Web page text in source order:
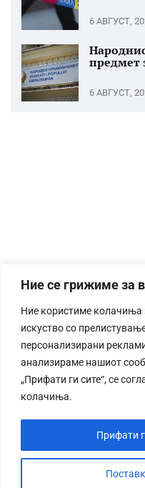
Ние се грижиме за
Ние користиме колачиња
искуство со
персонализирани
анализираме нашиот
„Прифати ги сите“, се
колачиња.
Прифати
6 АВГУСТ,
предмет
6 АВГУСТ,